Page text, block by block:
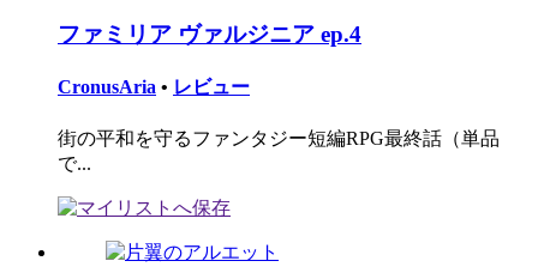
ファミリア ヴァルジニア ep.4
CronusAria • レビュー
街の平和を守るファンタジー短編RPG最終話（単品
で...